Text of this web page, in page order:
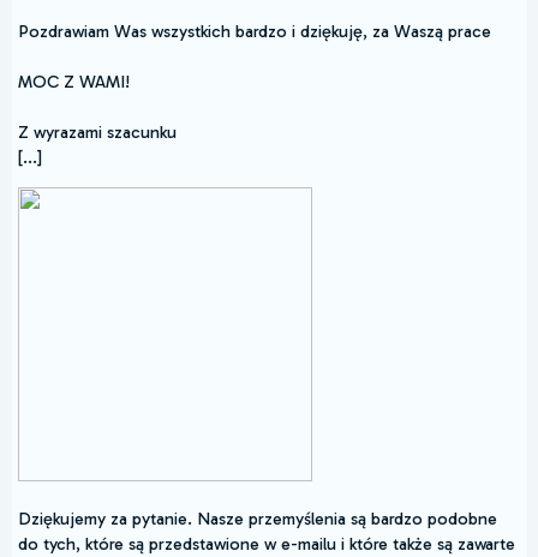
Pozdrawiam Was wszystkich bardzo i dziękuję, za Waszą prace
MOC Z WAMI!
Z wyrazami szacunku
[...]
Dziękujemy za pytanie. Nasze przemyślenia są bardzo podobne
do tych, które są przedstawione w e-mailu i które także są zawarte